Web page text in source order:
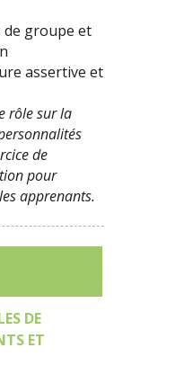
de groupe et
assertive et
rôle sur la
de
pour
apprenants.
DE
ET